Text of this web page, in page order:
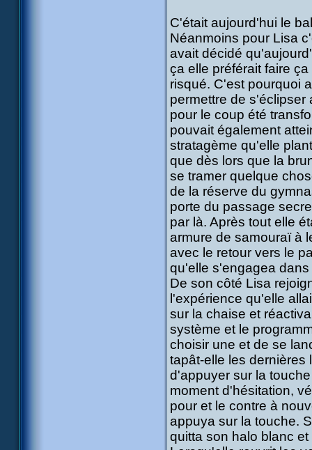
C'était aujourd'hui le
Néanmoins pour Lisa
avait décidé
ça elle préférait faire
risqué. C'est pourquoi
permettre de s'éclipser
pour le coup été
pouvait également
stratagème qu'elle
que dès lors que la
se tramer quelque
de la réserve du
porte du passage
par là. Après tout elle
armure de samouraï à
avec le retour vers le
qu'elle s'engagea
De son côté Lisa
l'expérience qu'elle
sur la chaise et
système et le
choisir une et de se
tapât-elle les dernières
d'appuyer sur la
moment d'hésitation,
pour et le contre à
appuya sur la touche.
quitta son halo blanc